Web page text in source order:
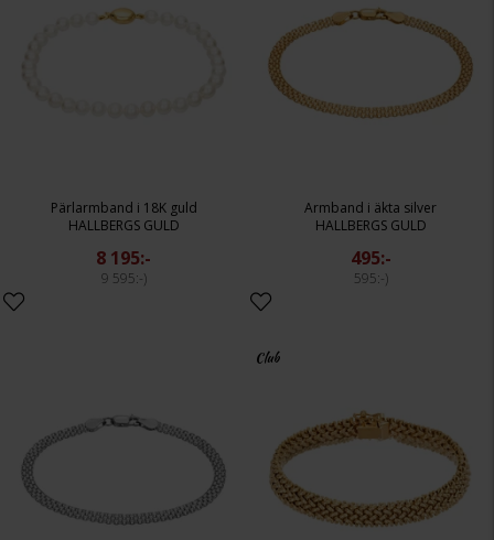
Pärlarmband i 18K guld
HALLBERGS GULD
8 195:-
9 595:-
Armband i äkta silver
HALLBERGS GULD
495:-
595:-
Club